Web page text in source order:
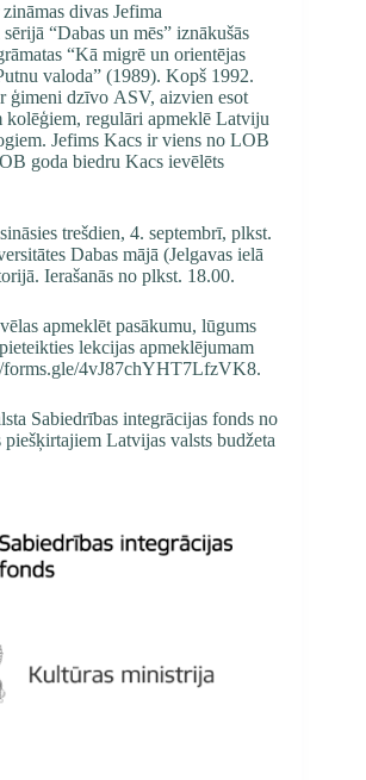
divas Jefima
“Dabas un mēs” iznākušās
“Kā migrē un orientējas
valoda” (1989). Kopš 1992.
ģimeni dzīvo ASV, aizvien esot
kolēģiem, regulāri apmeklē Latviju
Jefims Kacs ir viens no LOB
goda biedru Kacs ievēlēts
trešdien, 4. septembrī, plkst.
Dabas mājā (Jelgavas ielā
Ierašanās no plkst. 18.00.
apmeklēt pasākumu, lūgums
lekcijas apmeklējumam
forms.gle/4vJ87chYHT7LfzVK8.
Sabiedrības integrācijas fonds no
Latvijas valsts budžeta